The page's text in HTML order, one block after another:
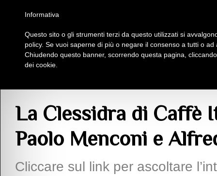
Insieme Per La Cultura
La Clessidra di Caffè
Paolo Menconi e
Cliccare sul link per ascoltare
Informativa
Questo sito o gli strumenti terzi da questo utilizzati si
policy. Se vuoi saperne di più o negare il consenso a tutti o
Chiudendo questo banner, scorrendo questa pagina,
dei cookie.